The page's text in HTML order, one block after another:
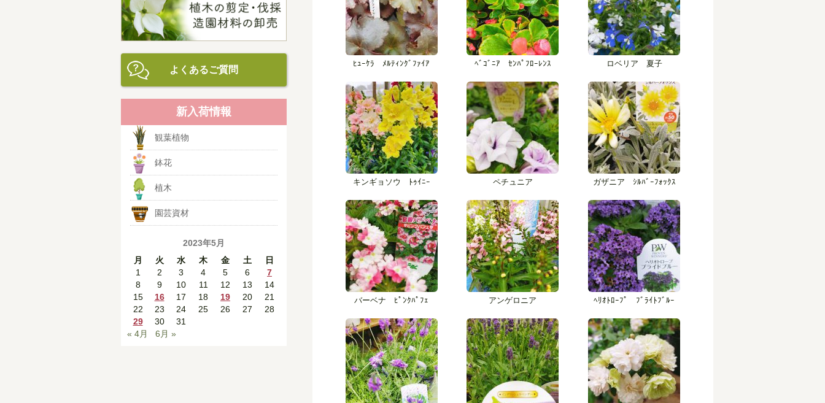
ﾋｭｰｹﾗ ﾒﾙﾃｨﾝｸﾞﾌｧｲｱ ﾍﾞｺﾞﾆｱ ｾﾝﾊﾟﾌﾛｰﾚﾝｽ ロベリア 夏子
キンギョソウ ﾄｩｲﾆｰ ペチュニア ガザニア ｼﾙﾊﾞｰﾌｫｯｸｽ
バーベナ ﾋﾟﾝｸﾊﾟﾌｪ アンゲロニア ﾍﾘｵﾄﾛｰﾌﾟ ﾌﾞﾗｲﾄﾌﾞﾙｰ
よくあるご質問
新入荷情報
観葉植物
鉢花
植木
園芸資材
2023年5月
月
火 水 木 金 土
日
1
2 3 4 5 6
7
8
9 10 11 12 13
14
15
16 17 18 19 20
21
22
23 24 25 26 27
28
29
30
31
« 4月
6月 »